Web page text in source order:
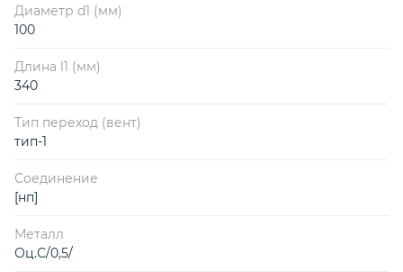
Диаметр d1 (мм)
100
Длина l1 (мм)
340
Тип переход (вент)
тип-1
Соединение
[нп]
Металл
Оц.С/0,5/